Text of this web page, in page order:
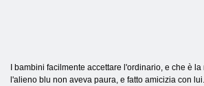
I bambini facilmente accettare l'ordinario, e che è
l'alieno blu non aveva paura, e fatto amicizia con